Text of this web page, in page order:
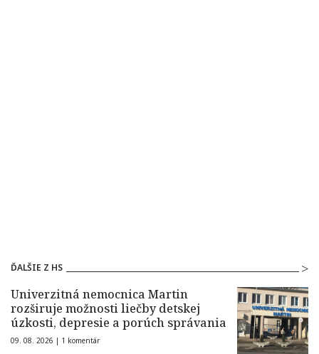
ĎALŠIE Z HS
Univerzitná nemocnica Martin
rozširuje možnosti liečby detskej
úzkosti, depresie a porúch správania
09. 08. 2026 | 1 komentár